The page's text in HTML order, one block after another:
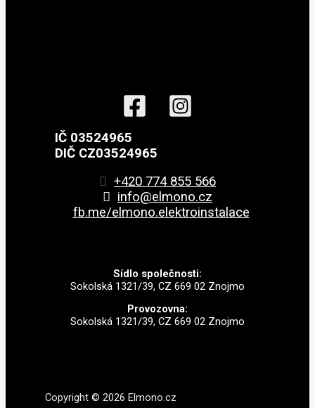
IČ 03524965
DIČ CZ03524965
+420 774 855 566
info@elmono.cz
fb.me/elmono.elektroinstalace
Sídlo společnosti:
Sokolská 1321/39, CZ 669 02 Znojmo
Provozovna:
Sokolská 1321/39, CZ 669 02 Znojmo
Copyright © 2026 Elmono.cz